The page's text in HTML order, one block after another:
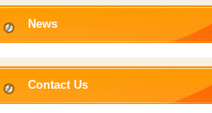
News
Contact Us